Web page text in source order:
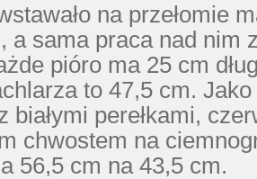
na przełomie
a sama praca nad nim
pióro ma 25 cm
to 47,5 cm. Jako
białymi perełkami,
chwostem na
56,5 cm na 43,5 cm.